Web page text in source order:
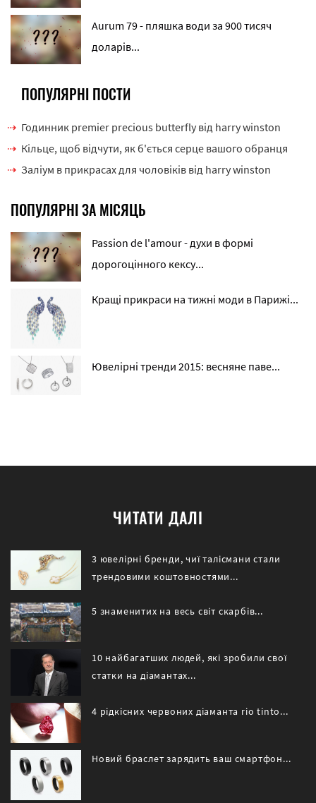
Aurum 79 - пляшка води за 900 тисяч
доларів...
ПОПУЛЯРНІ ПОСТИ
Годинник premier precious butterfly від harry winston
Кільце, щоб відчути, як б'ється серце вашого обранця
Заліум в прикрасах для чоловіків від harry winston
ПОПУЛЯРНІ ЗА МІСЯЦЬ
Passion de l'amour - духи в формі
дорогоцінного кексу...
Кращі прикраси на тижні моди в Парижі...
Ювелірні тренди 2015: весняне паве...
ЧИТАТИ ДАЛІ
3 ювелірні бренди, чиї талісмани стали
трендовими коштовностями...
5 знаменитих на весь світ скарбів...
10 найбагатших людей, які зробили свої
статки на діамантах...
4 рідкісних червоних діаманта rio tinto...
Новий браслет зарядить ваш смартфон...